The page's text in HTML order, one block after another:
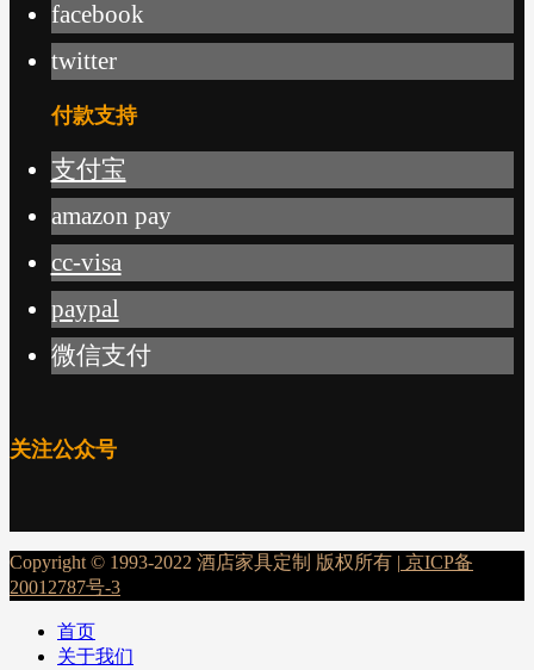
facebook
twitter
付款支持
支付宝
amazon pay
cc-visa
paypal
微信支付
关注公众号
Copyright © 1993-2022 酒店家具定制 版权所有 | 京ICP备
20012787号-3
首页
关于我们